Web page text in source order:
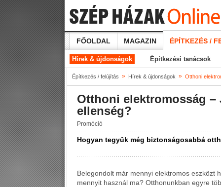
FŐOLDAL MAGAZIN ÉPÍTKEZÉS /
Hírek & újdonságok Építkezési tanácsok
Építkezés / felújítás » Hírek & újdonságok » Otthoni
Otthoni elektromosság –
ellenség?
Promóció
Hogyan tegyük még biztonságosabbá
Belegondolt már mennyi elektromos eszközt
mennyit használ ma? Otthonunkban egyre